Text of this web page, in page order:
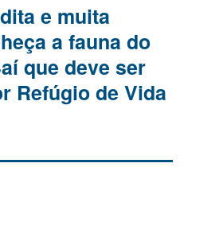
e muita
a fauna do
que deve ser
Refúgio de Vida